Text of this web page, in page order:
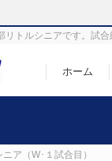
トルシニアです。試
ホーム
ア（W･１試合目）